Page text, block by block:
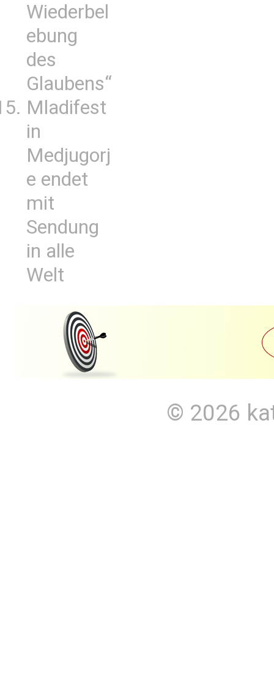
Wiederbel
ebung
des
Glaubens“
Mladifest
in
Medjugorj
e endet
mit
Sendung
in alle
Welt
© 2026